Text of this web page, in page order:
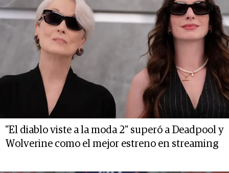
"El diablo viste a la moda 2" superó a Deadpool y
Wolverine como el mejor estreno en streaming